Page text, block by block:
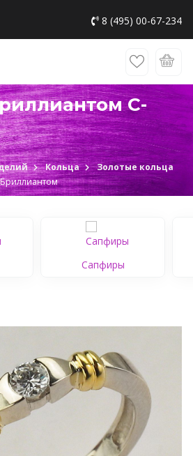
8 (495) 00-67-234
C-
Кольца
Золотые кольца
Бриллиантом
Сапфиры